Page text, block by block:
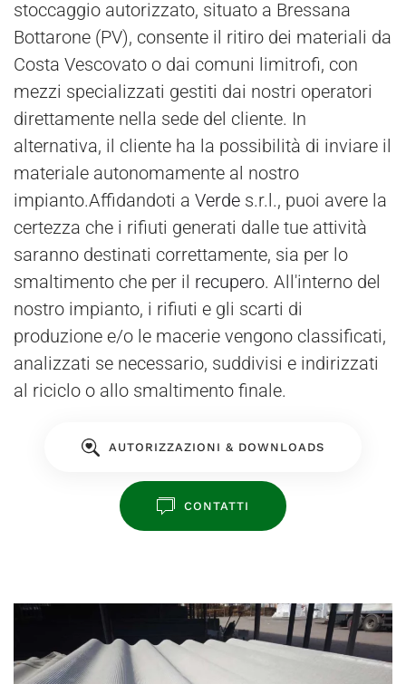
stoccaggio autorizzato, situato a Bressana
Bottarone (PV), consente il ritiro dei materiali da
Costa Vescovato o dai comuni limitrofi, con
mezzi specializzati gestiti dai nostri operatori
direttamente nella sede del cliente. In
alternativa, il cliente ha la possibilità di inviare il
materiale autonomamente al nostro
impianto.Affidandoti a Verde s.r.l., puoi avere la
certezza che i rifiuti generati dalle tue attività
saranno destinati correttamente, sia per lo
smaltimento che per il recupero. All'interno del
nostro impianto, i rifiuti e gli scarti di
produzione e/o le macerie vengono classificati,
analizzati se necessario, suddivisi e indirizzati
al riciclo o allo smaltimento finale.
AUTORIZZAZIONI & DOWNLOADS
CONTATTI